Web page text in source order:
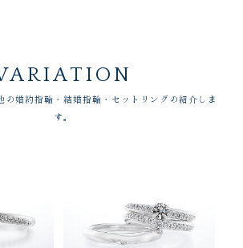
の婚約指輪・結婚指輪・セットリングの紹介しま
す。